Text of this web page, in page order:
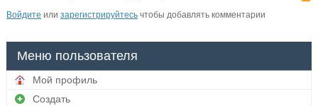
Войдите или зарегистрируйтесьчтобы добавлять комментарии
Меню пользователя
Мой профиль
Создать